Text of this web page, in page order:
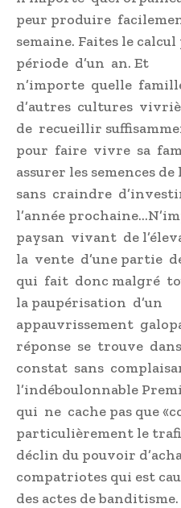
peur produire
semaine. Faites le
période d’un an. Et
n’importe quelle
d’autres cultures
de recueillir
pour faire vivre sa
assurer les semences
sans craindre
l’année
paysan vivant de
la vente d’une partie
qui fait donc malgré
la paupérisation d’un
appauvrissement
réponse se trouve
constat sans
l’indéboulonnable
qui ne cache pas que
particulièrement le
déclin du pouvoir
compatriotes qui est
des actes de